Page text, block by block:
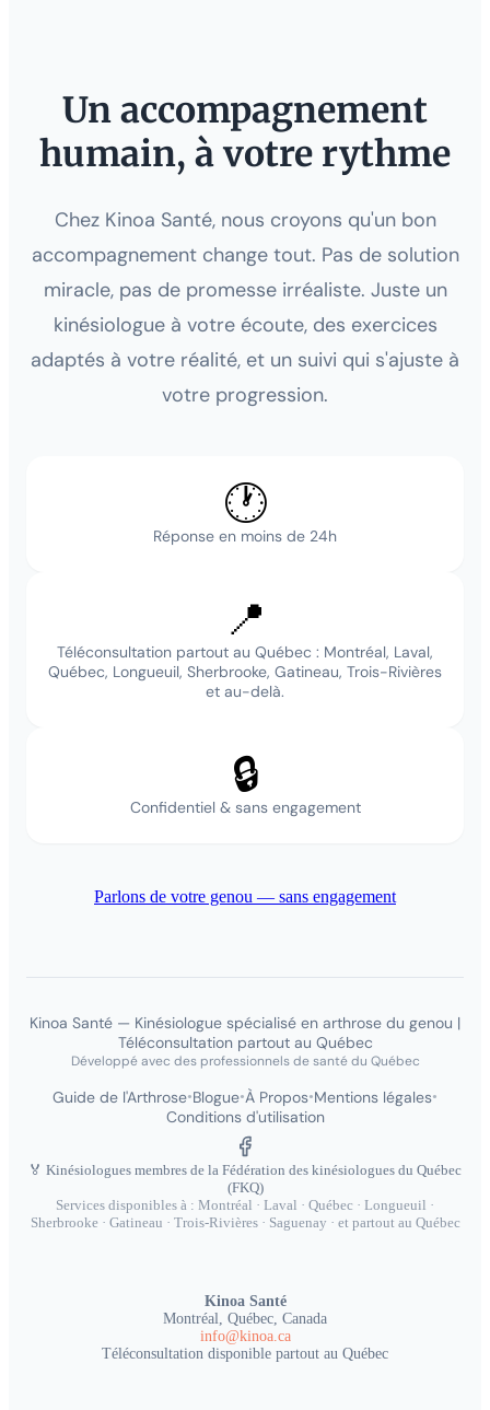
Un accompagnement
humain, à votre rythme
Chez Kinoa Santé, nous croyons qu'un bon
accompagnement change tout. Pas de solution
miracle, pas de promesse irréaliste. Juste un
kinésiologue à votre écoute, des exercices
adaptés à votre réalité, et un suivi qui s'ajuste à
votre progression.
🕐
Réponse en moins de 24h
📍
Téléconsultation partout au Québec : Montréal, Laval,
Québec, Longueuil, Sherbrooke, Gatineau, Trois-Rivières
et au-delà.
🔒
Confidentiel & sans engagement
Parlons de votre genou — sans engagement
Kinoa Santé — Kinésiologue spécialisé en arthrose du genou |
Téléconsultation partout au Québec
Développé avec des professionnels de santé du Québec
Guide de l'Arthrose•Blogue•À Propos•Mentions légales•
Conditions d'utilisation
🏅 Kinésiologues membres de la Fédération des kinésiologues du Québec
(FKQ)
Services disponibles à : Montréal · Laval · Québec · Longueuil ·
Sherbrooke · Gatineau · Trois-Rivières · Saguenay · et partout au Québec
Kinoa Santé
Montréal, Québec, Canada
info@kinoa.ca
Téléconsultation disponible partout au Québec